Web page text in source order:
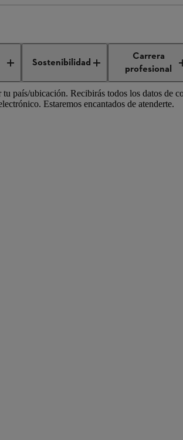
Sostenibilidad
Carrera
profesional
en todo el mundo Distribución
país/ubicación. Recibirás todos los datos de
Estaremos encantados de atenderte.